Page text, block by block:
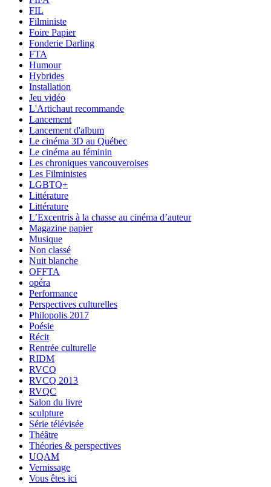
FIL
Filministe
Foire Papier
Fonderie Darling
FTA
Humour
Hybrides
Installation
Jeu vidéo
L'Artichaut recommande
Lancement
Lancement d'album
Le cinéma 3D au Québec
Le cinéma au féminin
Les chroniques vancouveroises
Les Filministes
LGBTQ+
Littérature
Littérature
L’Excentris à la chasse au cinéma d’auteur
Magazine papier
Musique
Non classé
Nuit blanche
OFFTA
opéra
Performance
Perspectives culturelles
Philopolis 2017
Poésie
Récit
Rentrée culturelle
RIDM
RVCQ
RVCQ 2013
RVQC
Salon du livre
sculpture
Série télévisée
Théâtre
Théories & perspectives
UQAM
Vernissage
Vous êtes ici